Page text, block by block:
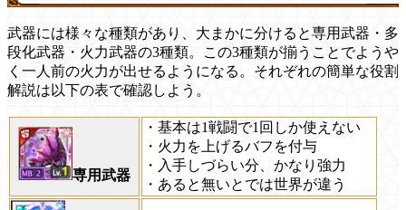
武器には様々な種類があり、大まかに分けると専用武器・多
段化武器・火力武器の3種類。この3種類が揃うことでようや
く一人前の火力が出せるようになる。それぞれの簡単な役割
解説は以下の表で確認しよう。
専用武器
・基本は1戦闘で1回しか使えない
・火力を上げるバフを付与
・入手しづらい分、かなり強力
・あると無いとでは世界が違う